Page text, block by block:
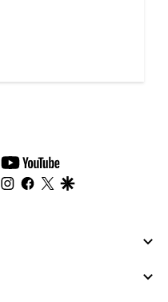
youtube-
footer
instagram
facebook
twitter